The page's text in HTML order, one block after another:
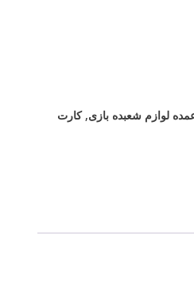
لوازم شعبده بازی,کارت